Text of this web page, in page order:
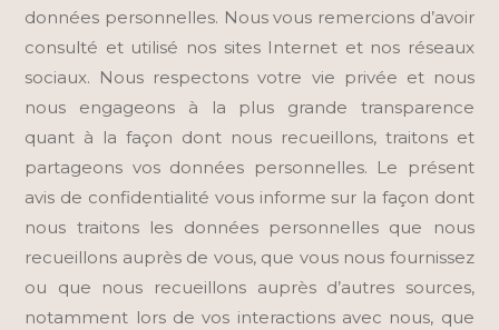
données personnelles. Nous vous remercions d’avoir
consulté et utilisé nos sites Internet et nos réseaux
sociaux. Nous respectons votre vie privée et nous
nous engageons à la plus grande transparence
quant à la façon dont nous recueillons, traitons et
partageons vos données personnelles. Le présent
avis de confidentialité vous informe sur la façon dont
nous traitons les données personnelles que nous
recueillons auprès de vous, que vous nous fournissez
ou que nous recueillons auprès d’autres sources,
notamment lors de vos interactions avec nous, que